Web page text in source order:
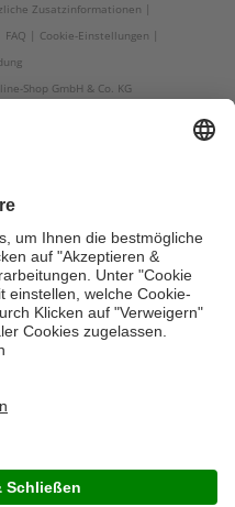
Zusatzinformationen
FAQ
Cookie-Einstellungen
Shop GmbH & Co. KG